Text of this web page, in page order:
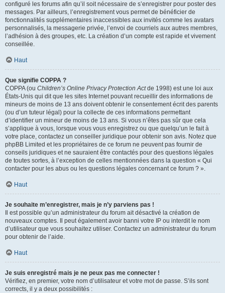
configuré les forums afin qu’il soit nécessaire de s’enregistrer pour poster des
messages. Par ailleurs, l’enregistrement vous permet de bénéficier de
fonctionnalités supplémentaires inaccessibles aux invités comme les avatars
personnalisés, la messagerie privée, l’envoi de courriels aux autres membres,
l’adhésion à des groupes, etc. La création d’un compte est rapide et vivement
conseillée.
Haut
Que signifie COPPA ?
COPPA (ou Children’s Online Privacy Protection Actde 1998) est une loi aux
États-Unis qui dit que les sites Internet pouvant recueillir des informations de
mineurs de moins de 13 ans doivent obtenir le consentement écrit des parents
(ou d’un tuteur légal) pour la collecte de ces informations permettant
d’identifier un mineur de moins de 13 ans. Si vous n’êtes pas sûr que cela
s’applique à vous, lorsque vous vous enregistrez ou que quelqu’un le fait à
votre place, contactez un conseiller juridique pour obtenir son avis. Notez que
phpBB Limited et les propriétaires de ce forum ne peuvent pas fournir de
conseils juridiques et ne sauraient être contactés pour des questions légales
de toutes sortes, à l’exception de celles mentionnées dans la question « Qui
contacter pour les abus ou les questions légales concernant ce forum ? ».
Haut
Je souhaite m’enregistrer, mais je n’y parviens pas !
Il est possible qu’un administrateur du forum ait désactivé la création de
nouveaux comptes. Il peut également avoir banni votre IP ou interdit le nom
d’utilisateur que vous souhaitez utiliser. Contactez un administrateur du forum
pour obtenir de l’aide.
Haut
Je suis enregistré mais je ne peux pas me connecter !
Vérifiez, en premier, votre nom d’utilisateur et votre mot de passe. S’ils sont
corrects, il y a deux possibilités :